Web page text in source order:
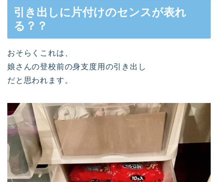
引き出しに片付けのセンスが表れ
る？？
おそらくこれは、
娘さんの登校前の身支度用の引き出し
だと思われます。